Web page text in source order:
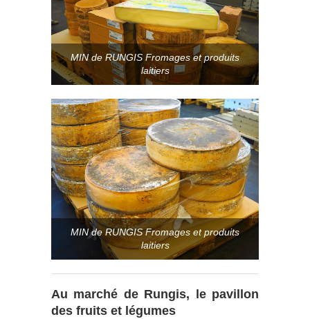
MIN de RUNGIS Fromages et produits
laitiers
MIN de RUNGIS Fromages et produits
laitiers
Au marché de Rungis, le pavillon
des fruits et légumes